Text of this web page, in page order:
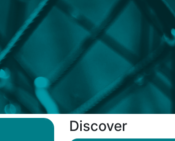
Discover